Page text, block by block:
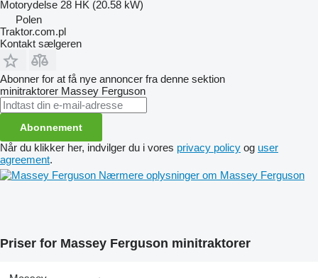
Motorydelse 28 HK (20.58 kW)
Polen
Traktor.com.pl
Kontakt sælgeren
Abonner for at få nye annoncer fra denne sektion
minitraktorer Massey Ferguson
Abonnement
Når du klikker her, indvilger du i vores privacy policy og user
agreement.
Nærmere oplysninger om Massey Ferguson
Priser for Massey Ferguson minitraktorer